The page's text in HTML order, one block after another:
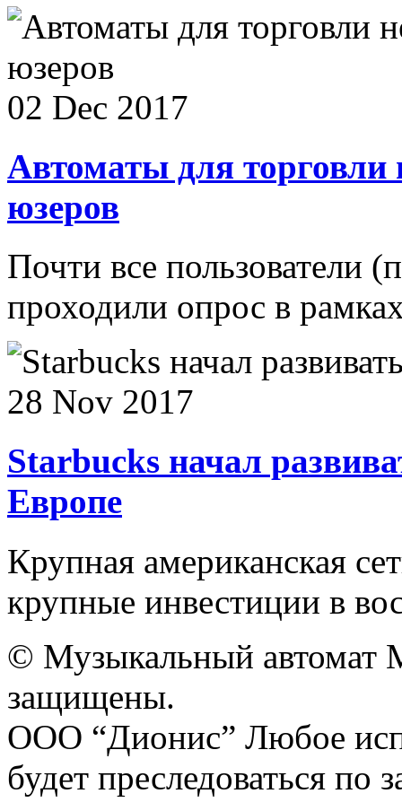
02 Dec 2017
Автоматы для торговли
юзеров
Почти все пользователи
проходили опрос в
28 Nov 2017
Starbucks начал
Европе
Крупная американская
крупные инвестиции в
© Музыкальный автомат
защищены.
ООО “Дионис” Любое
будет преследоваться по